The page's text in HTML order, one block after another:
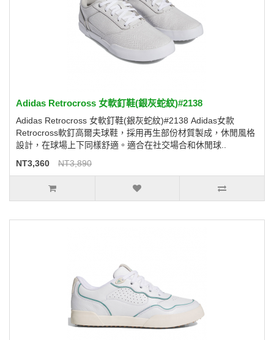
Adidas Retrocross 女軟釘鞋(銀灰蛇紋)#2138
Adidas Retrocross 女軟釘鞋(銀灰蛇紋)#2138 Adidas女款
Retrocross軟釘高爾夫球鞋，採用再生部份材質製成，休閒風格
設計，在球場上下同樣舒適。適合在社交場合和休閒球..
NT3,360
NT3,890